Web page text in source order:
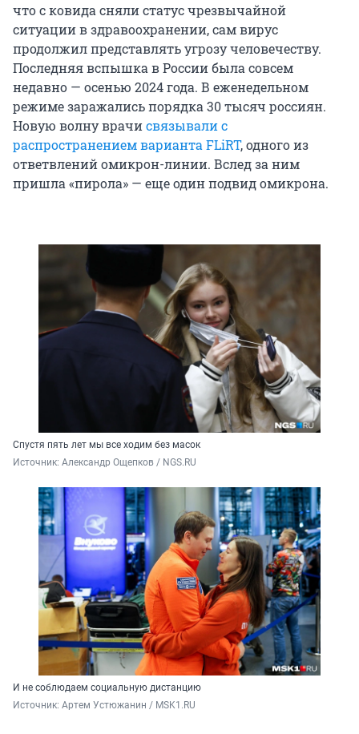
что с ковида сняли статус чрезвычайной
ситуации в здравоохранении, сам вирус
продолжил представлять угрозу человечеству.
Последняя вспышка в России была совсем
недавно — осенью 2024 года. В еженедельном
режиме заражались порядка 30 тысяч россиян.
Новую волну врачисвязывали с
распространением варианта FLiRT, одного из
ответвлений омикрон-линии. Вслед за ним
пришла «пирола» — еще один подвид омикрона.
Спустя пять лет мы все ходим без масок
Источник: Александр Ощепков / NGS.RU
И не соблюдаем социальную дистанцию
Источник: Артем Устюжанин / MSK1.RU